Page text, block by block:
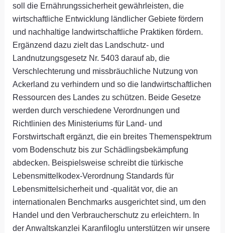
soll die Ernährungssicherheit gewährleisten, die
wirtschaftliche Entwicklung ländlicher Gebiete fördern
und nachhaltige landwirtschaftliche Praktiken fördern.
Ergänzend dazu zielt das Landschutz- und
Landnutzungsgesetz Nr. 5403 darauf ab, die
Verschlechterung und missbräuchliche Nutzung von
Ackerland zu verhindern und so die landwirtschaftlichen
Ressourcen des Landes zu schützen. Beide Gesetze
werden durch verschiedene Verordnungen und
Richtlinien des Ministeriums für Land- und
Forstwirtschaft ergänzt, die ein breites Themenspektrum
vom Bodenschutz bis zur Schädlingsbekämpfung
abdecken. Beispielsweise schreibt die türkische
Lebensmittelkodex-Verordnung Standards für
Lebensmittelsicherheit und -qualität vor, die an
internationalen Benchmarks ausgerichtet sind, um den
Handel und den Verbraucherschutz zu erleichtern. In
der Anwaltskanzlei Karanfiloglu unterstützen wir unsere